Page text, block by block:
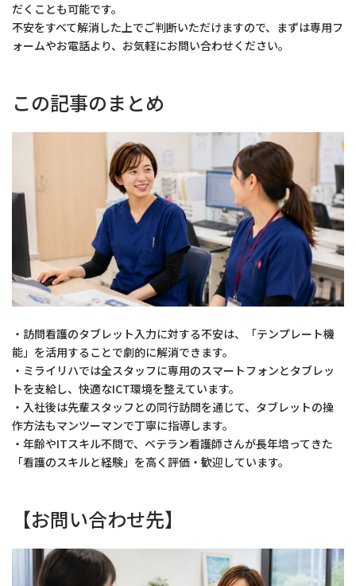
だくことも可能です。
不安をすべて解消した上でご判断いただけますので、まずは専用フ
ォームやお電話より、お気軽にお問い合わせください。
この記事のまとめ
・訪問看護のタブレット入力に対する不安は、「テンプレート機
能」を活用することで劇的に解消できます。
・ミライリハでは全スタッフに専用のスマートフォンとタブレッ
トを支給し、快適なICT環境を整えています。
・入社後は先輩スタッフとの同行訪問を通じて、タブレットの操
作方法もマンツーマンで丁寧に指導します。
・年齢やITスキル不問で、ベテラン看護師さんが長年培ってきた
「看護のスキルと経験」を高く評価・歓迎しています。
【お問い合わせ先】